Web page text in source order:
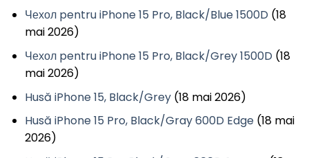
Чехол pentru iPhone 15 Pro, Black/Blue 1500D (18
mai 2026)
Чехол pentru iPhone 15 Pro, Black/Grey 1500D (18
mai 2026)
Husă iPhone 15, Black/Grey (18 mai 2026)
Husă iPhone 15 Pro, Black/Gray 600D Edge (18 mai
2026)